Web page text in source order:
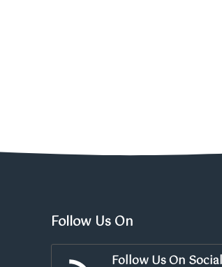
Follow Us On
Follow Us On